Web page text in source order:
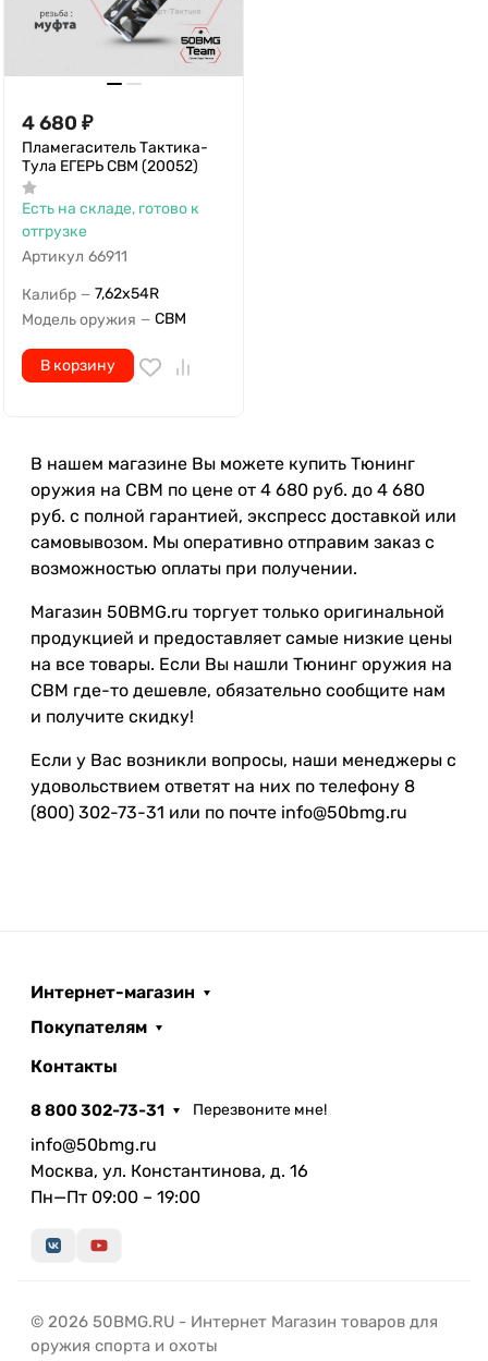
4 680 ₽
Пламегаситель Тактика-
Тула ЕГЕРЬ СВМ (20052)
Есть на складе, готово к
отгрузке
Артикул 66911
Калибр — 7,62x54R
Модель оружия — СВМ
В корзину
В нашем магазине Вы можете купить Тюнинг
оружия на СВМ по цене от 4 680 руб. до 4 680
руб. с полной гарантией, экспресс доставкой или
самовывозом. Мы оперативно отправим заказ с
возможностью оплаты при получении.
Магазин 50BMG.ru торгует только оригинальной
продукцией и предоставляет самые низкие цены
на все товары. Если Вы нашли Тюнинг оружия на
СВМ где-то дешевле, обязательно сообщите нам
и получите скидку!
Если у Вас возникли вопросы, наши менеджеры с
удовольствием ответят на них по телефону 8
(800) 302-73-31 или по почте info@50bmg.ru
Интернет-магазин
Покупателям
Контакты
8 800 302-73-31 Перезвоните мне!
info@50bmg.ru
Москва, ул. Константинова, д. 16
Пн—Пт 09:00 – 19:00
© 2026 50BMG.RU - Интернет Магазин товаров для
оружия спорта и охоты